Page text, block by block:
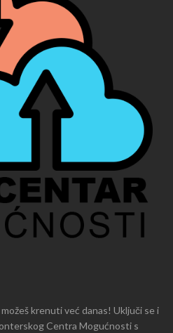
krenuti već danas! Uključi se i
Centra Mogućnosti s